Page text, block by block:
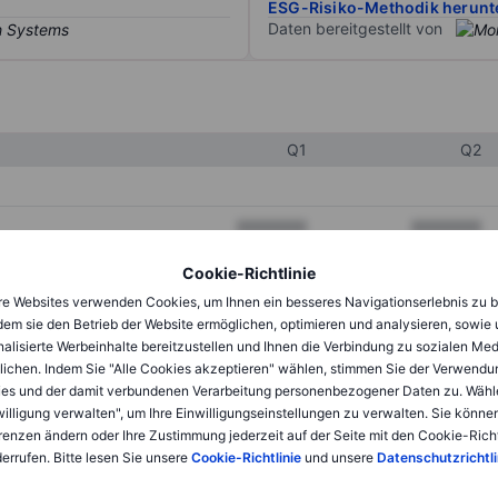
Cookie-Richtlinie
Websites verwenden Cookies, um Ihnen ein besseres Navigationserlebnis zu
sie den Betrieb der Website ermöglichen, optimieren und analysieren, sowie
Werbeinhalte bereitzustellen und Ihnen die Verbindung zu sozialen
Indem Sie "Alle Cookies akzeptieren" wählen, stimmen Sie der
und der damit verbundenen Verarbeitung personenbezogener Daten zu.
verwalten", um Ihre Einwilligungseinstellungen zu verwalten. Sie
ändern oder Ihre Zustimmung jederzeit auf der Seite mit den Cookie-
Bitte lesen Sie unsere Cookie-Richtlinieund unsere
ESG-Risiko-Methodik
Daten bereitgestellt von
Q1 Q2
XXXXXXX XXXXXXX
XXXXXXX
XXXXXXX XXXXXXX
XXXXXXX XXXXXXX
XXXXXXX XXXXXXX